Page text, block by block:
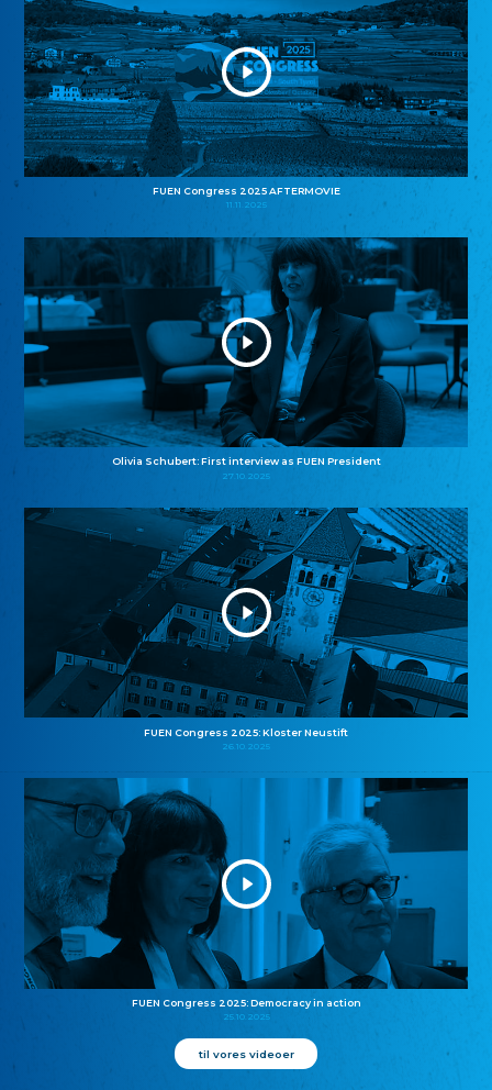
FUEN Congress 2025 AFTERMOVIE
11.11.2025
Olivia Schubert: First interview as FUEN President
27.10.2025
FUEN Congress 2025: Kloster Neustift
26.10.2025
FUEN Congress 2025: Democracy in action
25.10.2025
til vores videoer